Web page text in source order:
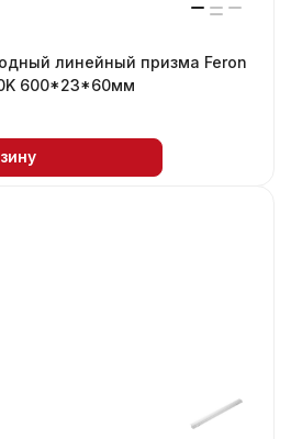
линейный призма Feron
600*23*60мм